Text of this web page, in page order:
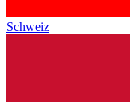
Schweiz